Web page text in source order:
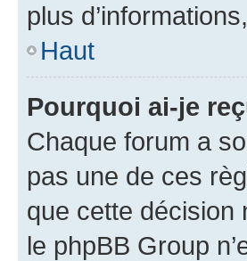
plus
Haut
Pourquoi ai-je
Chaque forum a
pas une de ces
que cette décision
le phpBB Group